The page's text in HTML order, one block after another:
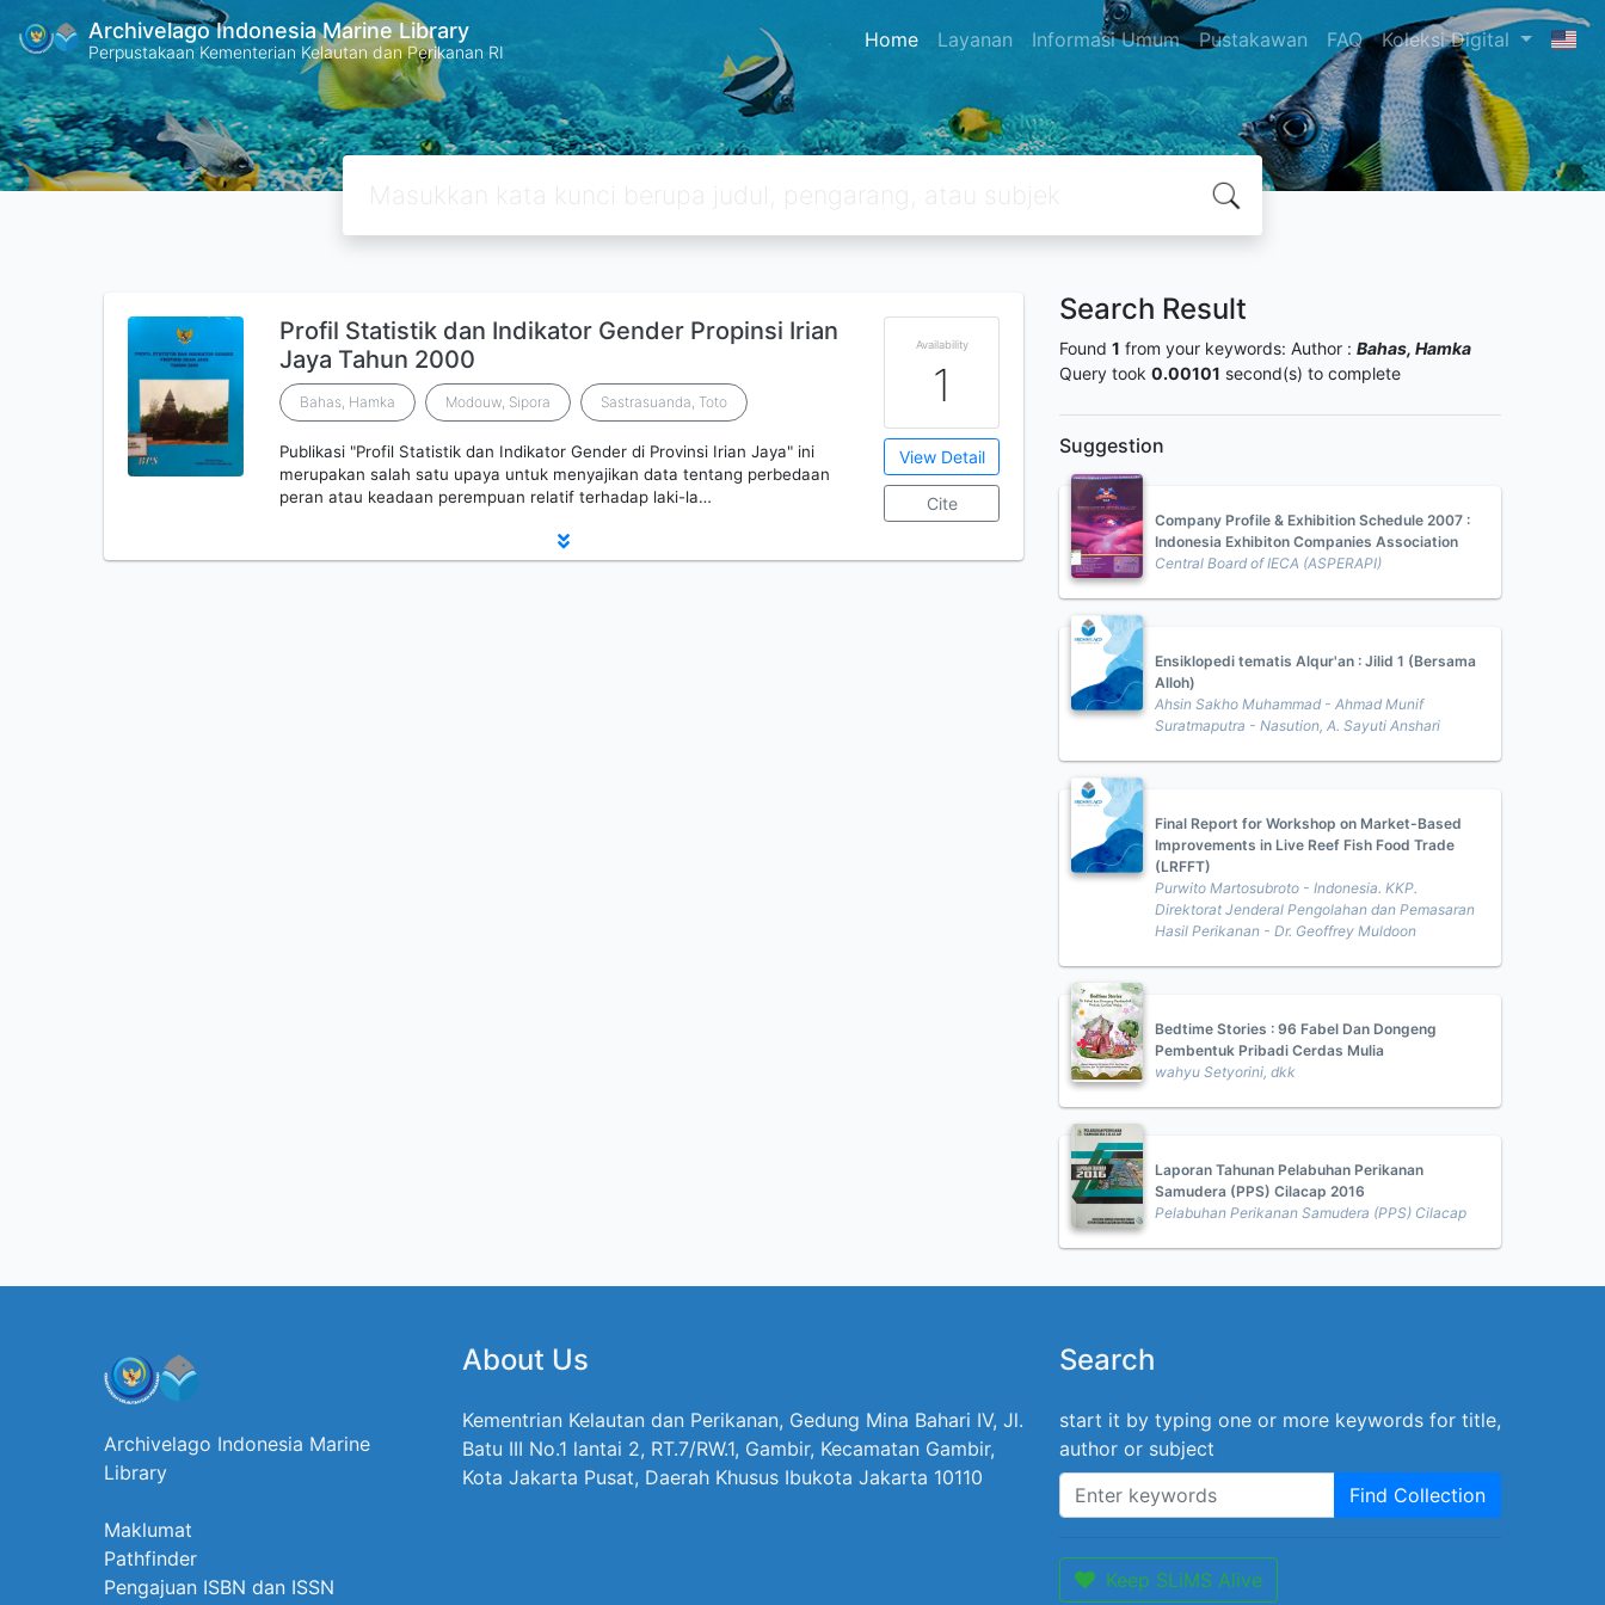
Archivelago Indonesia Marine Library
Perpustakaan Kementerian Kelautan dan Perikanan RI Home Layanan Informasi Umum Pustakawan FAQ Koleksi Digital
Profil Statistik dan Indikator Gender Propinsi Irian
Jaya Tahun 2000
Bahas, Hamka Modouw, Sipora Sastrasuanda, Toto
Publikasi "Profil Statistik dan Indikator Gender di Provinsi Irian Jaya" ini
merupakan salah satu upaya untuk menyajikan data tentang perbedaan
peran atau keadaan perempuan relatif terhadap laki-la…
Availability
1
View Detail
Cite
Search Result
Found 1 from your keywords: Author : Bahas, Hamka
Query took 0.00101 second(s) to complete
Suggestion
Company Profile & Exhibition Schedule 2007 :
Indonesia Exhibiton Companies Association
Central Board of IECA (ASPERAPI)
Ensiklopedi tematis Alqur'an : Jilid 1 (Bersama
Alloh)
Ahsin Sakho Muhammad - Ahmad Munif
Suratmaputra - Nasution, A. Sayuti Anshari
Final Report for Workshop on Market-Based
Improvements in Live Reef Fish Food Trade
(LRFFT)
Purwito Martosubroto - Indonesia. KKP.
Direktorat Jenderal Pengolahan dan Pemasaran
Hasil Perikanan - Dr. Geoffrey Muldoon
Bedtime Stories : 96 Fabel Dan Dongeng
Pembentuk Pribadi Cerdas Mulia
wahyu Setyorini, dkk
Laporan Tahunan Pelabuhan Perikanan
Samudera (PPS) Cilacap 2016
Pelabuhan Perikanan Samudera (PPS) Cilacap
Archivelago Indonesia Marine
Library
Maklumat
Pathfinder
Pengajuan ISBN dan ISSN
About Us
Kementrian Kelautan dan Perikanan, Gedung Mina Bahari IV, Jl.
Batu III No.1 lantai 2, RT.7/RW.1, Gambir, Kecamatan Gambir,
Kota Jakarta Pusat, Daerah Khusus Ibukota Jakarta 10110
Search
start it by typing one or more keywords for title,
author or subject
Find Collection
Keep SLiMS Alive